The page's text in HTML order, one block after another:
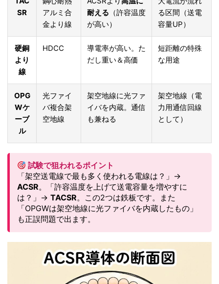
SR
アルミ合
金より線
耐える （許容温度
が高い）
る区間（送電
容量UP）
硬銅
より
線
HDCC
導電率が高い。た
だし重い＆高価
短距離の特殊
な用途
OPG
Wケ
ーブ
ル
光ファイ
バ複合架
空地線
架空地線に光ファ
イバを内蔵。通信
も兼ねる
架空地線（電
力用通信回線
として）
試験で狙われるポイント
「架空送電線で最も多く使われる電線は？」→
ACSR。「許容温度を上げて送電容量を増やすに
は？」→ TACSR。この2つは鉄板です。また
「OPGWは架空地線に光ファイバを内蔵したもの」
も正誤問題で出ます。